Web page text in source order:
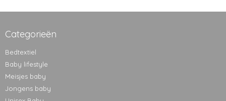
Categorieën
Bedtextiel
Baby lifestyle
Meisjes baby
Jongens baby